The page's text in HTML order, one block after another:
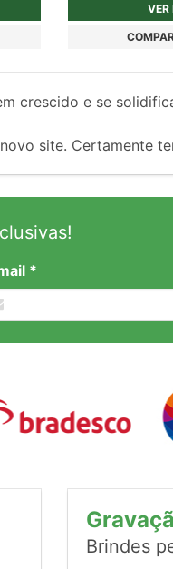
VER
crescido e se
site. Certamente
*
Brindes